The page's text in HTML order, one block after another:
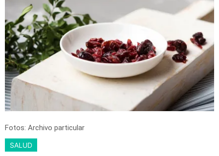
Fotos: Archivo particular
SALUD